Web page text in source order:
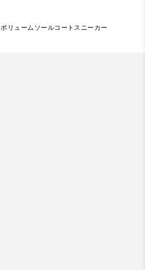
ボリュームソールコートスニーカー